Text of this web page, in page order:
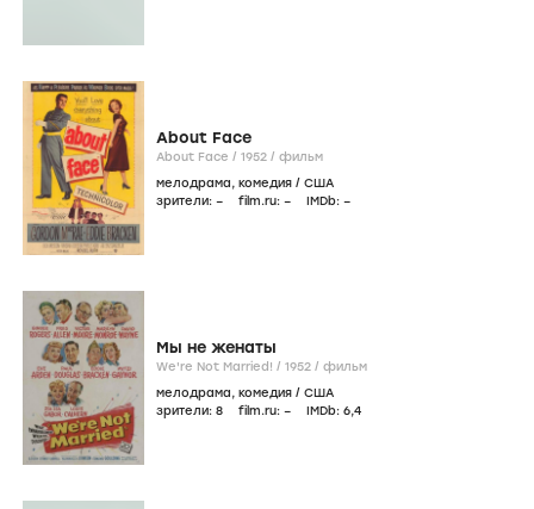
About Face
About Face / 1952 / фильм
мелодрама, комедия / США
зрители: – film.ru: – IMDb: –
Мы не женаты
We're Not Married! / 1952 / фильм
мелодрама, комедия / США
зрители: 8 film.ru: – IMDb: 6,4